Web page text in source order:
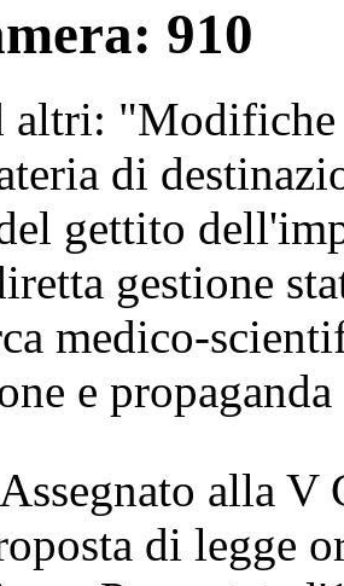
910
altri: "Modifiche
di
gettito
gestione
medico-
e
Assegnato alla V
di legge